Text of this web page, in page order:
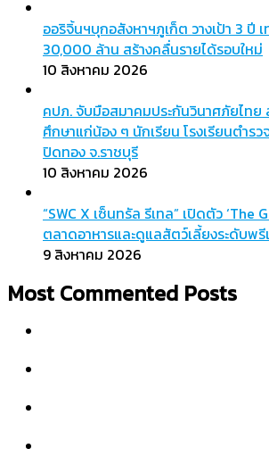
ออริจิ้นฯบุกอสังหาฯภูเก็ต วางเป้า 3 ปี
30,000 ล้าน สร้างคลื่นรายได้รอบใหม่
10 สิงหาคม 2026
คปภ. จับมือสมาคมประกันวินาศภัยไท
ศึกษาแก่น้อง ๆ นักเรียน โรงเรียนตำรว
ปิดทอง จ.ราชบุรี
10 สิงหาคม 2026
“SWC X เซ็นทรัล รีเทล” เปิดตัว ‘The
ตลาดอาหารและดูแลสัตว์เลี้ยงระดับพ
9 สิงหาคม 2026
Most Commented Posts